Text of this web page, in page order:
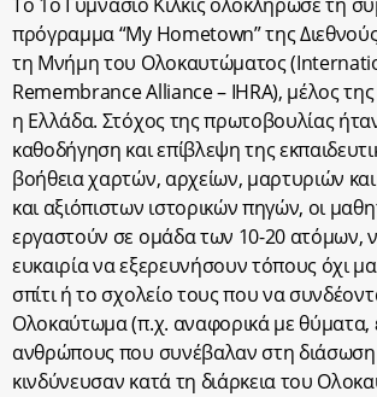
πρόγραμμα “My Hometown” της
τη Μνήμη του Ολοκαυτώματος
Remembrance Alliance – IHRA), μέλος της
η Ελλάδα. Στόχος της πρωτοβουλίας
καθοδήγηση και επίβλεψη της
βοήθεια χαρτών, αρχείων, μαρτυριών
και αξιόπιστων ιστορικών πηγών, οι
εργαστούν σε ομάδα των 10-20 ατόμων,
ευκαιρία να εξερευνήσουν τόπους όχι
σπίτι ή το σχολείο τους που να
Ολοκαύτωμα (π.χ. αναφορικά με θύματα,
ανθρώπους που συνέβαλαν στη
κινδύνευσαν κατά τη διάρκεια του